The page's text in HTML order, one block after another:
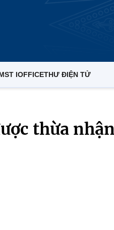
IOFFICETHƯ ĐIỆN TỬ
thừa